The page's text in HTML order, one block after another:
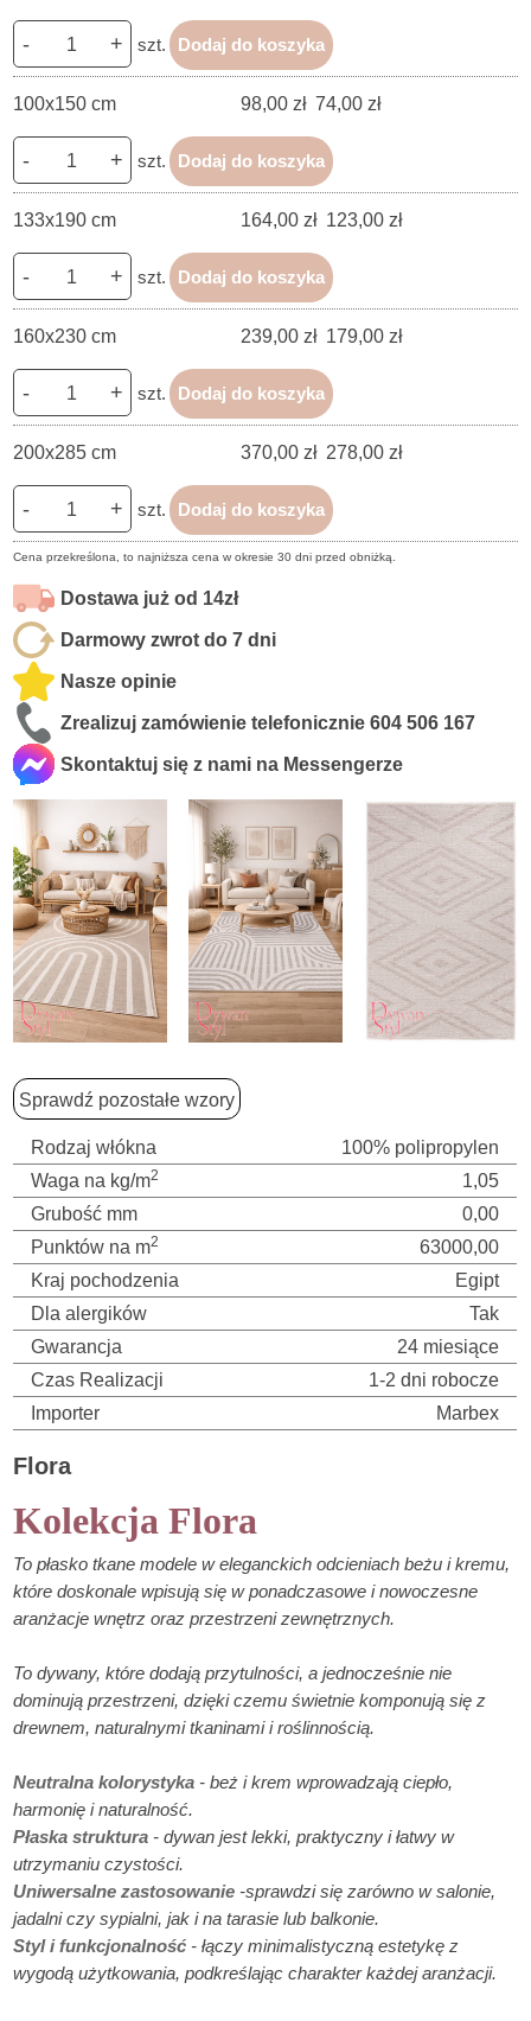
- + szt. Dodaj do koszyka
100x150 cm 98,00 zł 74,00 zł
- + szt. Dodaj do koszyka
133x190 cm 164,00 zł 123,00 zł
- + szt. Dodaj do koszyka
160x230 cm 239,00 zł 179,00 zł
- + szt. Dodaj do koszyka
200x285 cm 370,00 zł 278,00 zł
- + szt. Dodaj do koszyka
Cena przekreślona, to najniższa cena w okresie 30 dni przed obniżką.
Dostawa już od 14zł
Darmowy zwrot do 7 dni
Nasze opinie
Zrealizuj zamówienie telefonicznie604 506 167
Skontaktuj się z nami na Messengerze
Sprawdź pozostałe wzory
Rodzaj włókna
100% polipropylen
Waga na kg/m2
1,05
Grubość mm
0,00
Punktów na m2
63000,00
Kraj pochodzenia
Egipt
Dla alergików
Tak
Gwarancja
24 miesiące
Czas Realizacji
1-2 dni robocze
Importer
Marbex
Flora
Kolekcja Flora
To płasko tkane modele w eleganckich odcieniach beżu i kremu,
które doskonale wpisują się w ponadczasowe i nowoczesne
aranżacje wnętrz oraz przestrzeni zewnętrznych.
To dywany, które dodają przytulności, a jednocześnie nie
dominują przestrzeni, dzięki czemu świetnie komponują się z
drewnem, naturalnymi tkaninami i roślinnością.
Neutralna kolorystyka - beż i krem wprowadzają ciepło,
harmonię i naturalność.
Płaska struktura - dywan jest lekki, praktyczny i łatwy w
utrzymaniu czystości.
Uniwersalne zastosowanie -sprawdzi się zarówno w salonie,
jadalni czy sypialni, jak i na tarasie lub balkonie.
Styl i funkcjonalność - łączy minimalistyczną estetykę z
wygodą użytkowania, podkreślając charakter każdej aranżacji.